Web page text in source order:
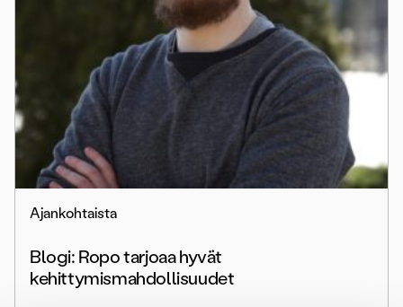
Ajankohtaista
Blogi: Ropo tarjoaa hyvät
kehittymismahdollisuudet